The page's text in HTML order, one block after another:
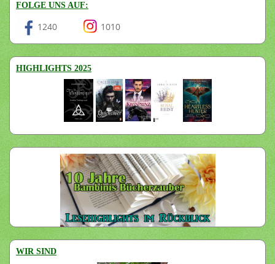
FOLGE UNS AUF:
1240 1010
HIGHLIGHTS 2025
WIR SIND